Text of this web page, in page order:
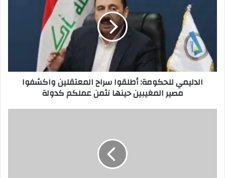
المعتقلين
واكشفوا
مصير
المغيبين
حينها
الدليمي للحكومة: أطلقوا سراح المعتقلين واكشفوا
مصير المغيبين حينها نثمن عملكم كدولة